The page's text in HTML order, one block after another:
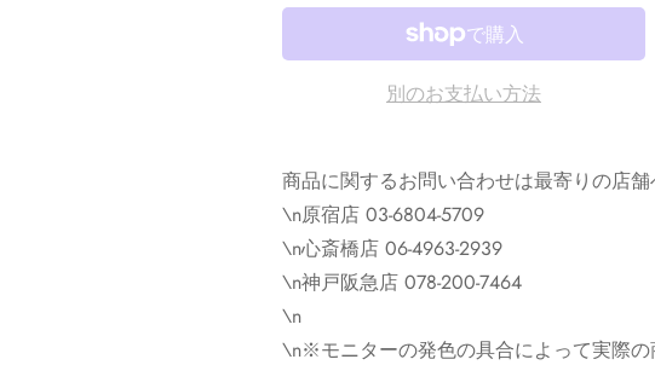
Corner Chrome hearts 原宿:東京都渋谷区
Corner Accessory心斎橋:大阪府大阪市中
Corner Clothing Store 心斎橋:大阪府大阪
※モニターの発色の具合によって実際
※掲載商品は実店舗等で同時販売してお
すがその際はキャンセルとなりますため
※原則、お客様都合でのキャンセル・返
別のお支払い方法
商品に関するお問い合わせは最寄りの店舗
\n原宿店 03-6804-5709
\n心斎橋店 06-4963-2939
\n神戸阪急店 078-200-7464
\n
\n※モニターの発色の具合によって実際の